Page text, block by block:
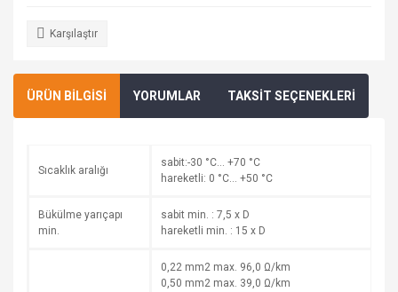
Karşılaştır
ÜRÜN BİLGİSİ YORUMLAR TAKSİT SEÇENEKLERİ
Sıcaklık aralığı
sabit:-30 °C… +70 °C
hareketli: 0 °C… +50 °C
Bükülme yarıçapı
min.
sabit min. : 7,5 x D
hareketli min. : 15 x D
0,22 mm2 max. 96,0 Ω/km
0,50 mm2 max. 39,0 Ω/km